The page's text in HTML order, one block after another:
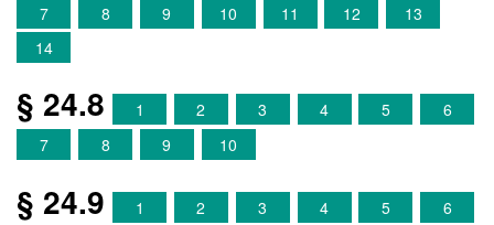
7
8 9 10 11 12
13
14
§ 24.8 1 2 3 4 5
6
7
8 9 10
§ 24.9 1 2 3 4 5
6